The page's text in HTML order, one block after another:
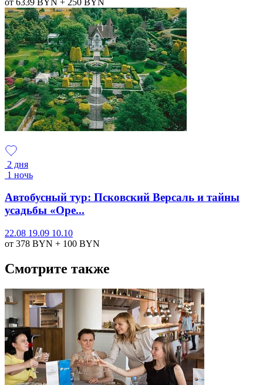
2 дня
1 ночь
Автобусный тур: Псковский Версаль и тайны
усадьбы «Оре...
22.08 19.09 10.10
от 378 BYN + 100 BYN
Смотрите также